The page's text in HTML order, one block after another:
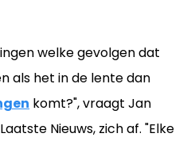
welke gevolgen dat
als het in de lente dan
komt?", vraagt Jan
Nieuws, zich af. "Elke